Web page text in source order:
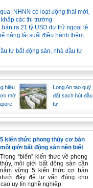
NHNN có loạt động thái mới,
khắp các thị trường
bán ra 21 tỷ USD dự trữ ngoại tệ
nâng lãi suất điều hành thêm
tư bất động sản, nhà đầu tư
hiệu
mở
Long An tạo quỹ
đất sạch hút đầu
tư
5 kiến thức phong thủy cơ bản
môi giới bất động sản nên biết
Trong “biển” kiến thức về phong
thủy, môi giới bất động sản cần
nắm vững 5 kiến thức cơ bản
dưới đây để tư vấn đúng cho
uy tín nghề nghiệp.